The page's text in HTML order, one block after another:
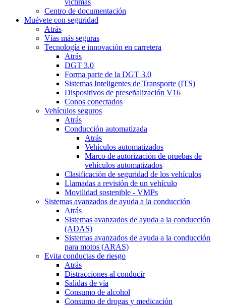
víctimas
Centro de documentación
Muévete con seguridad
Atrás
Vías más seguras
Tecnología e innovación en carretera
Atrás
DGT 3.0
Forma parte de la DGT 3.0
Sistemas Inteligentes de Transporte (ITS)
Dispositivos de preseñalización V16
Conos conectados
Vehículos seguros
Atrás
Conducción automatizada
Atrás
Vehículos automatizados
Marco de autorización de pruebas de
vehículos automatizados
Clasificación de seguridad de los vehículos
Llamadas a revisión de un vehículo
Movilidad sostenible - VMPs
Sistemas avanzados de ayuda a la conducción
Atrás
Sistemas avanzados de ayuda a la conducción
(ADAS)
Sistemas avanzados de ayuda a la conducción
para motos (ARAS)
Evita conductas de riesgo
Atrás
Distracciones al conducir
Salidas de vía
Consumo de alcohol
Consumo de drogas y medicación